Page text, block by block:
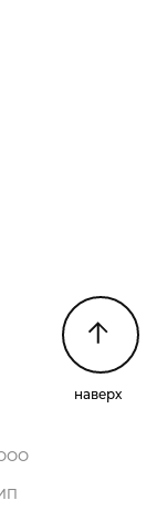
наверх
ООО